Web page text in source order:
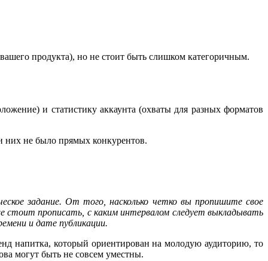
продукта), но не стоит быть слишком категоричным.
и статистику аккаунта (охваты для разных форматов
них не было прямых конкурентов.
задание. От того, насколько четко вы пропишите свое
прописать, с каким интервалом следует выкладывать
и дате публикации.
напитка, который ориентирован на молодую аудиторию, то
могут быть не совсем уместны.